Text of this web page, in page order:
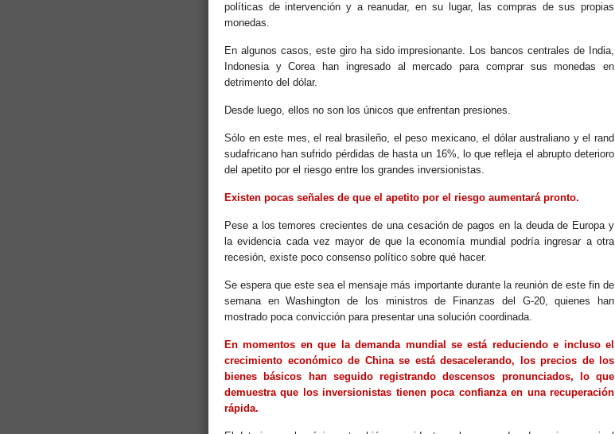
políticas de intervención y a reanudar, en su lugar, las compras de sus propias
monedas.
En algunos casos, este giro ha sido impresionante. Los bancos centrales de India,
Indonesia y Corea han ingresado al mercado para comprar sus monedas en
detrimento del dólar.
Desde luego, ellos no son los únicos que enfrentan presiones.
Sólo en este mes, el real brasileño, el peso mexicano, el dólar australiano y el rand
sudafricano han sufrido pérdidas de hasta un 16%, lo que refleja el abrupto deterioro
del apetito por el riesgo entre los grandes inversionistas.
Existen pocas señales de que el apetito por el riesgo aumentará pronto.
Pese a los temores crecientes de una cesación de pagos en la deuda de Europa y
la evidencia cada vez mayor de que la economía mundial podría ingresar a otra
recesión, existe poco consenso político sobre qué hacer.
Se espera que este sea el mensaje más importante durante la reunión de este fin de
semana en Washington de los ministros de Finanzas del G-20, quienes han
mostrado poca convicción para presentar una solución coordinada.
En momentos en que la demanda mundial se está reduciendo e incluso el
crecimiento económico de China se está desacelerando, los precios de los
bienes básicos han seguido registrando descensos pronunciados, lo que
demuestra que los inversionistas tienen poca confianza en una recuperación
rápida.